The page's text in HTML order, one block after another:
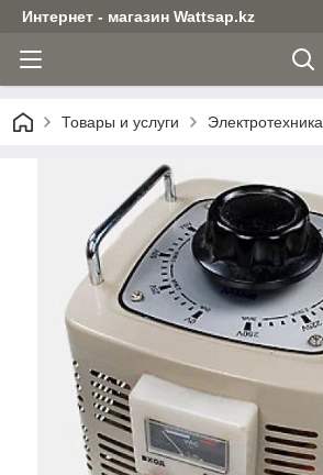
Интернет - магазин Wattsap.kz
Товары и услуги Электротехника